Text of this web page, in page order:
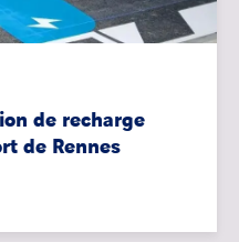
de recharge
de Rennes